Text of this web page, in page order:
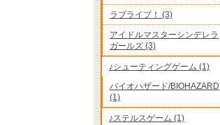
ラブライブ！ (3)
アイドルマスターシンデレラ
ガールズ (3)
♪シューティングゲーム (1)
バイオハザード/BIOHAZARD
(1)
♪ステルスゲーム (1)